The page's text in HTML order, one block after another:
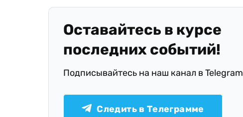
Оставайтесь в курсе
последних событий!
Подписывайтесь на наш канал в Telegram
Следить в Телеграмме